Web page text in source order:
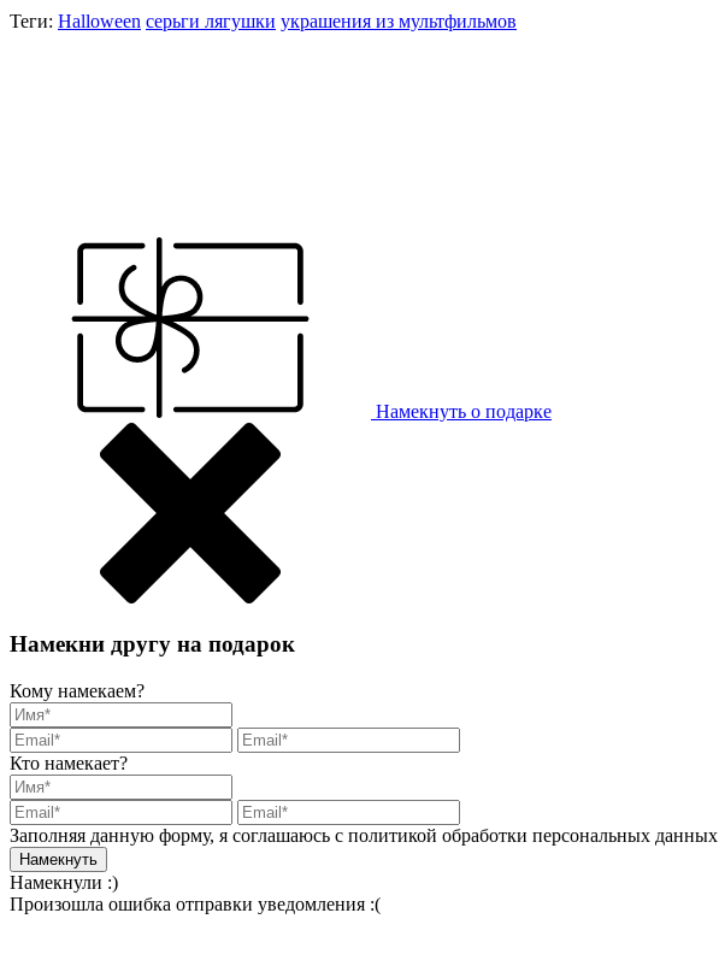
Теги: Halloween серьги лягушки украшения из мультфильмов
Намекнуть о подарке
Намекни другу на подарок
Кому намекаем?
Кто намекает?
Заполняя данную форму, я соглашаюсь с политикой обработки персональных данных
Намекнули :)
Произошла ошибка отправки уведомления :(